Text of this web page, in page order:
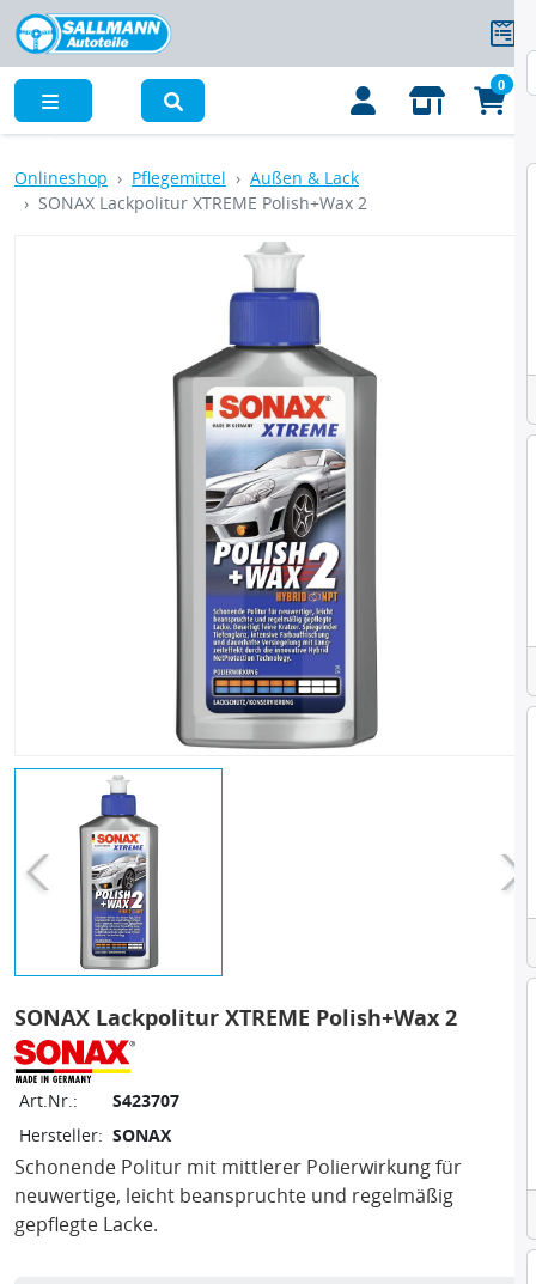
0
Onlineshop Pflegemittel
Außen & Lack
SONAX Lackpolitur XTREME Polish+Wax 2
SONAX Lackpolitur XTREME Polish+Wax 2
Art.Nr.:
S423707
Hersteller: SONAX
Schonende Politur mit mittlerer Polierwirkung für
neuwertige, leicht beanspruchte und regelmäßig
gepflegte Lacke.